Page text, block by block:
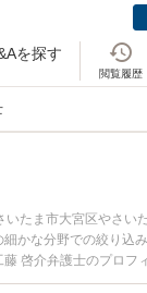
を探す
閲覧履歴
たま市大宮区やさい
かな分野での絞り込み
啓介弁護士のプロフ
可の問題のトラブル